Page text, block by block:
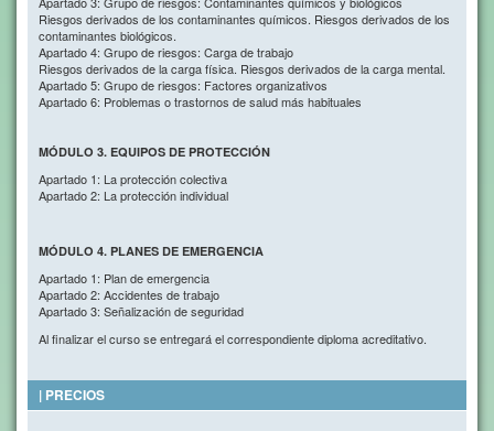
Riesgos derivados de los contaminantes químicos. Riesgos derivados de los
contaminantes biológicos.
Apartado 4: Grupo de riesgos: Carga de trabajo
Riesgos derivados de la carga física. Riesgos derivados de la carga mental.
Apartado 5: Grupo de riesgos: Factores organizativos
Apartado 6: Problemas o trastornos de salud más habituales
MÓDULO 3. EQUIPOS DE PROTECCIÓN
Apartado 1: La protección colectiva
Apartado 2: La protección individual
MÓDULO 4. PLANES DE EMERGENCIA
Apartado 1: Plan de emergencia
Apartado 2: Accidentes de trabajo
Apartado 3: Señalización de seguridad
Al finalizar el curso se entregará el correspondiente diploma acreditativo.
| PRECIOS